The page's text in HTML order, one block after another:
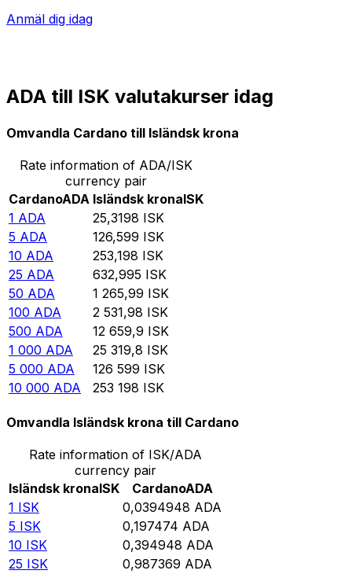
Anmäl dig idag
ADA till ISK valutakurser idag
Omvandla Cardano till Isländsk krona
Rate information of ADA/ISK
currency pair
CardanoADA Isländsk kronaISK
1 ADA 25,3198 ISK
5 ADA 126,599 ISK
10 ADA 253,198 ISK
25 ADA 632,995 ISK
50 ADA 1 265,99 ISK
100 ADA 2 531,98 ISK
500 ADA 12 659,9 ISK
1 000 ADA 25 319,8 ISK
5 000 ADA 126 599 ISK
10 000 ADA 253 198 ISK
Omvandla Isländsk krona till Cardano
Rate information of ISK/ADA
currency pair
Isländsk kronaISK CardanoADA
1 ISK 0,0394948 ADA
5 ISK 0,197474 ADA
10 ISK 0,394948 ADA
25 ISK 0,987369 ADA